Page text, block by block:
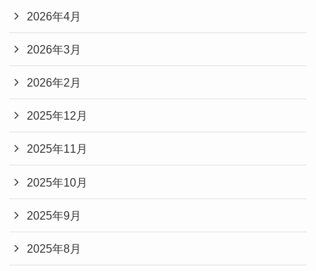
2026年4月
2026年3月
2026年2月
2025年12月
2025年11月
2025年10月
2025年9月
2025年8月